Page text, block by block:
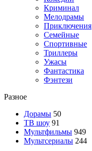
Криминал
Мелодрамы
Приключения
Семейные
Спортивные
Триллеры
Ужасы
Фантастика
Фэнтези
Разное
Дорамы 50
ТВ шоу 91
Мультфильмы 949
Мультсериалы 244